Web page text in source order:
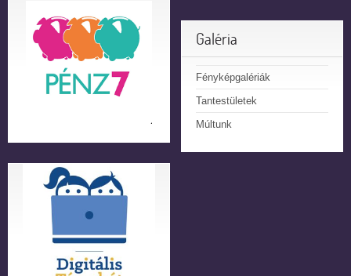
Galéria
Fényképgalériák
Tantestületek
Múltunk